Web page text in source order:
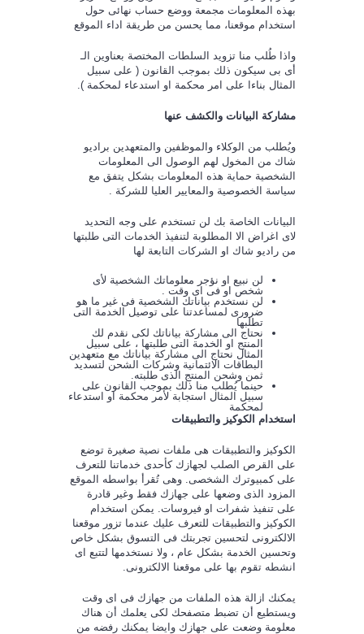
بهذه المعلومات مجمعة ووضع حساب نهائى حول
استخدام موقعنا، مما يحسن من طريقة اداء الموقع
واذا طُلب منا تزويد السلطات المختصة بعناوين الـ
أى بى سيكون ذلك بموجب القانون ( على سبيل
المثال بناءا على امر محكمة او استدعاء لمحكمة ).
مشاركة البيانات والكشف عنها
ويُطلب من الوكلاء والموظفين والمتعهدين براديو
شاك من المخول لهم الوصول الى المعلومات
الشخصية حماية هذه المعلومات بشكل يتفق مع
سياسة الخصوصية والمعايير العليا للشركة .
البيانات الخاصة بك لن تستخدم على وجه التحديد
لاى اغراض الا المطلوبة لتنفيذ الخدمات التى طلبتها
من راديو شاك او الشركات التابعة لها
لن نبيع او نؤجر معلوماتك الشخصية لأى
شخص او فى اى وقت .
لن نستخدم بياناتك الشخصية فى غير ما هو
ضرورى لمساعدتنا على توصيل الخدمة التى
تطلبها
نحتاج الى مشاركة بياناتك لكى نقدم لك
المنتج او الخدمة التى طلبتها ، على سبيل
المثال نحتاج الى مشاركة بياناتك مع متعهدين
البطاقات الائتمانية وشركات الشحن لتسديد
ثمن وشحن المنتج الذى طلبته.
حينما يُطلب منا ذلك بموجب القانون على
سبيل المثال استجابة لأمر محكمة او استدعاء
لمحكمة
استخدام الكوكيز والتطبيقات
الكوكيز والتطبيقات هى ملفات نصية صغيرة توضع
على القرص الصلب لجهازك كأحدى خدماتنا للتعرف
على كمبيوترك الشخصى. وهى تُقرأ بواسطه الموقع
المزود الذى وضعها على جهازك فقط وغير قادرة
على تنفيذ شفرات او فيروسات. يمكن استخدام
الكوكيز والتطبيقات للتعرف عليك عندما تزور موقعنا
الالكترونى لتحسين تجربتك فى التسوق بشكل خاص
وتحسين الخدمة بشكل عام ، ولا نستخدمها لتتبع اى
انشطه تقوم بها على موقعنا الالكترونى.
يمكنك ازالة هذه الملفات من جهازك فى اى وقت
ويستطيع أن تضبط متصفحك لكى يعلمك أن هناك
معلومة وضعت على جهازك وايضا يمكنك رفضه من